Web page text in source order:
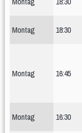
Gymnastik im Sitzen
Gesundheitssport
Aktiv 50plus
Norbert-Beil-Turnier
Anmeldung geöffnet
Spielplan & Ergebnisse
Unterstützer
Montag 18:30
Montag 16:45
Montag 16:30